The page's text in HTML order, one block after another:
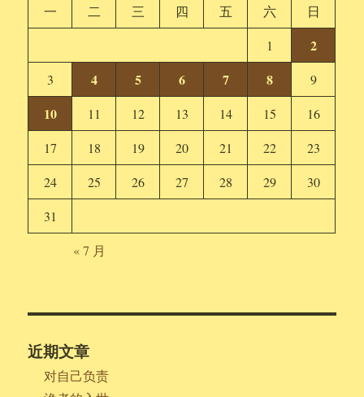
一 二 三 四 五 六
日
1
2
3 4 5 6 7 8 9
10 11 12 13 14 15
16
17
18 19 20 21 22
23
24
25 26 27 28 29
30
31
« 7 月
近期文章
对自己负责